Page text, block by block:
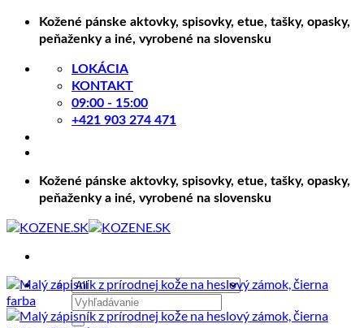
Skip
content
Kožené pánske aktovky, spisovky, etue, tašky, opasky,
peňaženky a iné, vyrobené na slovensku
LOKÁCIA
KONTAKT
09:00 - 15:00
+421 903 274 471
Kožené pánske aktovky, spisovky, etue, tašky, opasky,
peňaženky a iné, vyrobené na slovensku
Hľadať: